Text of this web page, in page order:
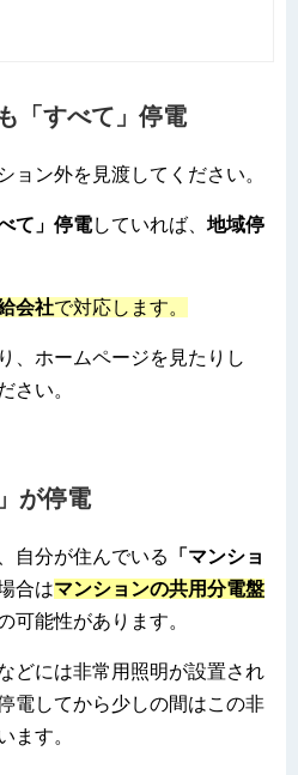
「すべて」停電
ョン外を見渡してください。
て」停電していれば、 地域停
会社で対応します。
、ホームページを見たりし
さい。
が停電
、自分が住んでいる
「マンショ
合はマンションの共用分電盤
可能性があります。
どには非常用照明が設置され
電してから少しの間はこの非
ます。